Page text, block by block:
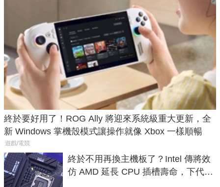
終於要好用了！ROG Ally 將迎來系統級重大更新，全
新 Windows 掌機殼模式讓操作就像 Xbox 一樣順暢
遊戲/電競
終於不用再換主機板了？Intel 傳將效
仿 AMD 延長 CPU 插槽壽命，下代